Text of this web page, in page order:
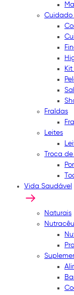
Cuidado
Fraldas
Leites
Troca
Vida Saudável
Naturais